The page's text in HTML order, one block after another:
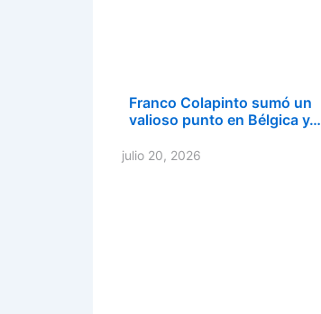
Franco Colapinto sumó un
valioso punto en Bélgica y…
julio 20, 2026